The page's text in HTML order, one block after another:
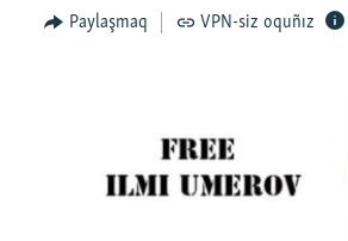
İNSAN AQLARI
Paylaşmaq VPN-siz oquñız